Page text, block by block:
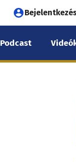
fiók
menüje
Podcast